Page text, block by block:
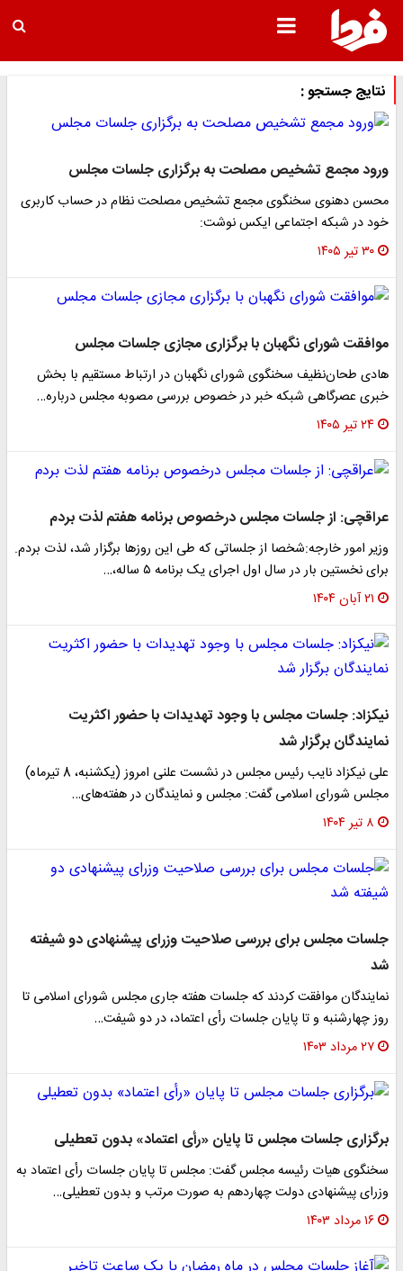
نتایج جستجو :
ورود مجمع تشخیص مصلحت به برگزاری جلسات مجلس
محسن دهنوی سخنگوی مجمع تشخیص مصلحت نظام در حساب کاربری
خود در شبکه اجتماعی ایکس نوشت:
۳۰ تیر ۱۴۰۵
موافقت شورای نگهبان با برگزاری مجازی جلسات مجلس
هادی طحان‌نظیف سخنگوی شورای نگهبان در ارتباط مستقیم با بخش
خبری عصرگاهی شبکه خبر در خصوص بررسی مصوبه مجلس درباره…
۲۴ تیر ۱۴۰۵
عراقچی: از جلسات مجلس درخصوص برنامه هفتم لذت بردم
وزیر امور خارجه:شخصا از جلساتی که طی این روزها برگزار شد، لذت بردم.
برای نخستین بار در سال اول اجرای یک برنامه ۵ ساله،…
۲۱ آبان ۱۴۰۴
نیکزاد: جلسات مجلس با وجود تهدیدات با حضور اکثریت
نمایندگان برگزار شد
علی نیکزاد نایب رئیس مجلس در نشست علنی امروز (یکشنبه، 8 تیرماه)
مجلس شورای اسلامی گفت: مجلس و نمایندگان در هفته‌های…
۸ تیر ۱۴۰۴
جلسات مجلس برای بررسی صلاحیت وزرای پیشنهادی دو شیفته
شد
نمایندگان موافقت کردند که جلسات هفته جاری مجلس شورای اسلامی تا
روز چهارشنبه و تا پایان جلسات رأی اعتماد، در دو شیفت…
۲۷ مرداد ۱۴۰۳
برگزاری جلسات مجلس تا پایان «رأی اعتماد» بدون تعطیلی
سخنگوی هیات رئیسه مجلس گفت: مجلس تا پایان جلسات رأی اعتماد به
وزرای پیشنهادی دولت چهاردهم به صورت مرتب و بدون تعطیلی…
۱۶ مرداد ۱۴۰۳